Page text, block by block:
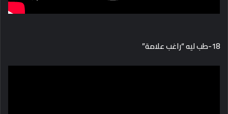
18-طب ليه “راغب علامة”